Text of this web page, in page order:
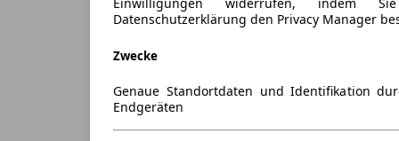
Einwilligungen widerrufen, indem
Datenschutzerklärung den Privacy Manager
Zwecke
Genaue Standortdaten und Identifikation
Endgeräten